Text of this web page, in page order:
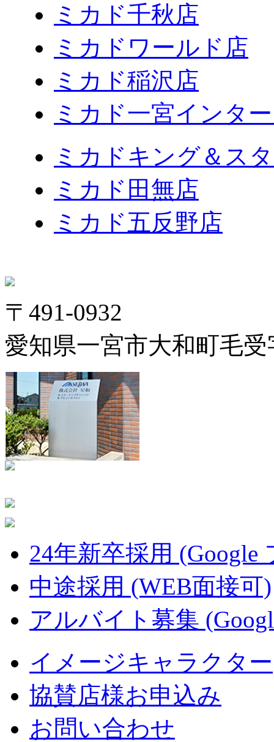
ミカド千秋店
ミカドワールド店
ミカド稲沢店
ミカド一宮インタ
ミカドキング＆ス
ミカド田無店
ミカド五反野店
〒491-0932
愛知県一宮市大和町毛受
24年新卒採用 (Google
中途採用 (WEB面接可)
アルバイト募集
イメージキャラクター
協賛店様お申込み
お問い合わせ